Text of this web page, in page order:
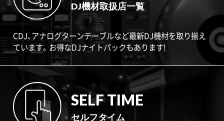
DJ機材取扱店一覧
CDJ、アナログターンテーブルなど最新DJ機材を取り揃え
ています。お得なDJナイトパックもあります!
SELF TIME
セルフタイム